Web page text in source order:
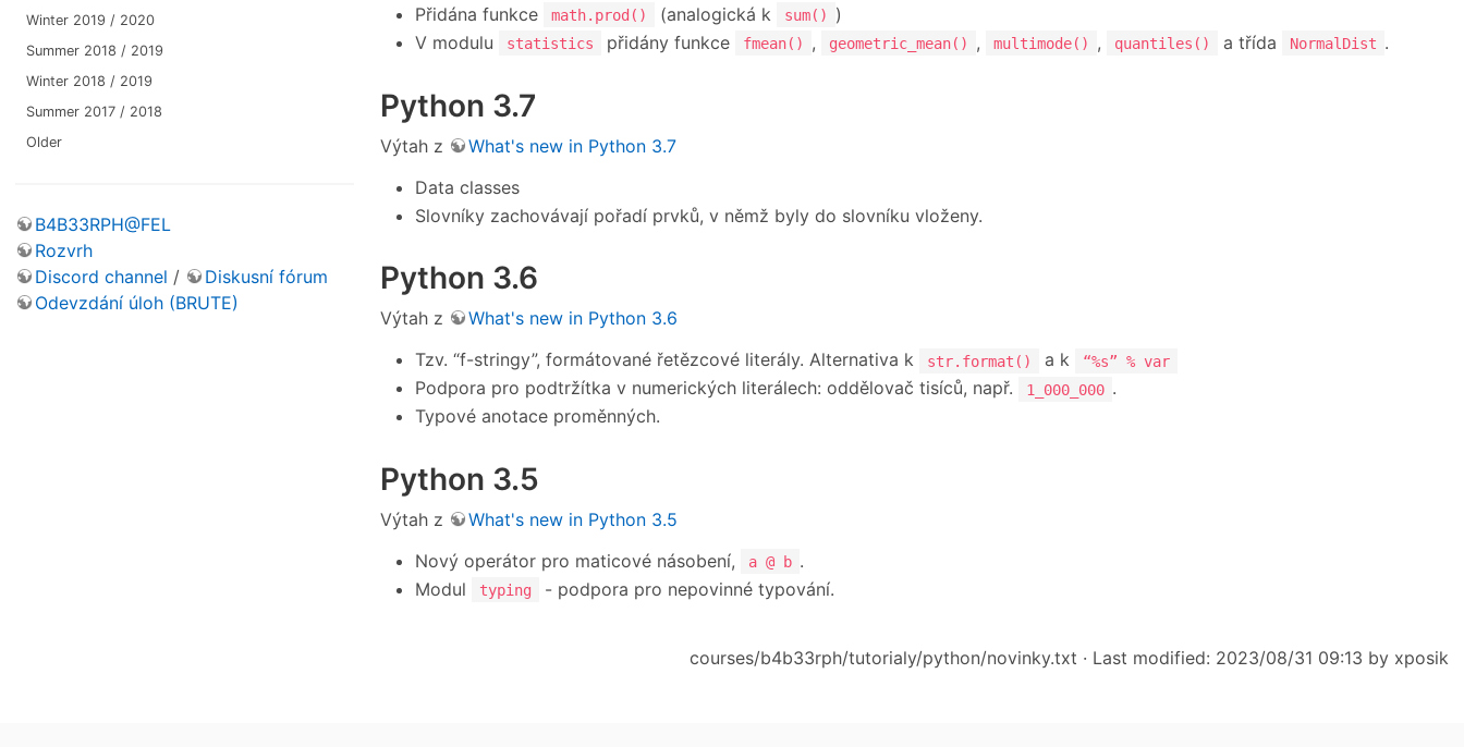
Winter 2019 / 2020
Summer 2018 / 2019
Winter 2018 / 2019
Summer 2017 / 2018
Older
B4B33RPH@FEL
Rozvrh
Discord channel /
Diskusní fórum
Odevzdání úloh (BRUTE)
Přidána funkce
math.prod() (analogická k sum()
)
V modulu
statistics přidány funkce fmean() , geometric_mean() , multimode() , quantiles() a třída NormalDist .
Python 3.7
Výtah z
What's new in Python 3.7
Data classes
Slovníky zachovávají pořadí prvků, v němž byly do slovníku vloženy.
Python 3.6
Výtah z
What's new in Python 3.6
Tzv. “f-stringy”, formátované řetězcové literály. Alternativa k
str.format() a k “%s” % var
Podpora pro podtržítka v numerických literálech: oddělovač tisíců, např. 1_000_000 .
Typové anotace proměnných.
Python 3.5
Výtah z
What's new in Python 3.5
Nový operátor pro maticové násobení,
a @ b .
Modul
typing - podpora pro nepovinné typování.
courses/b4b33rph/tutorialy/python/novinky.txt · Last modified: 2023/08/31 09:13 by xposik